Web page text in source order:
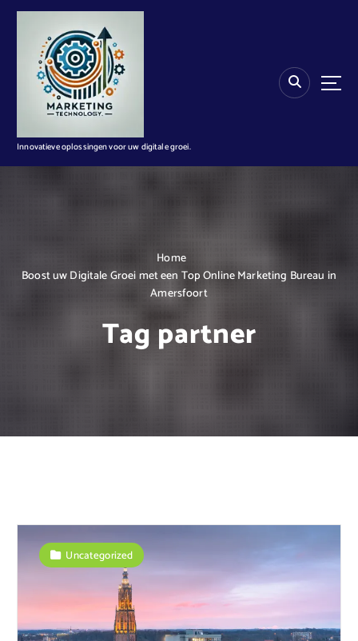
n
Innovatieve oplossingen voor uw digitale groei.
Home
Boost uw Digitale Groei met een Top Online Marketing Bureau in
Amersfoort
Tag partner
Uncategorized